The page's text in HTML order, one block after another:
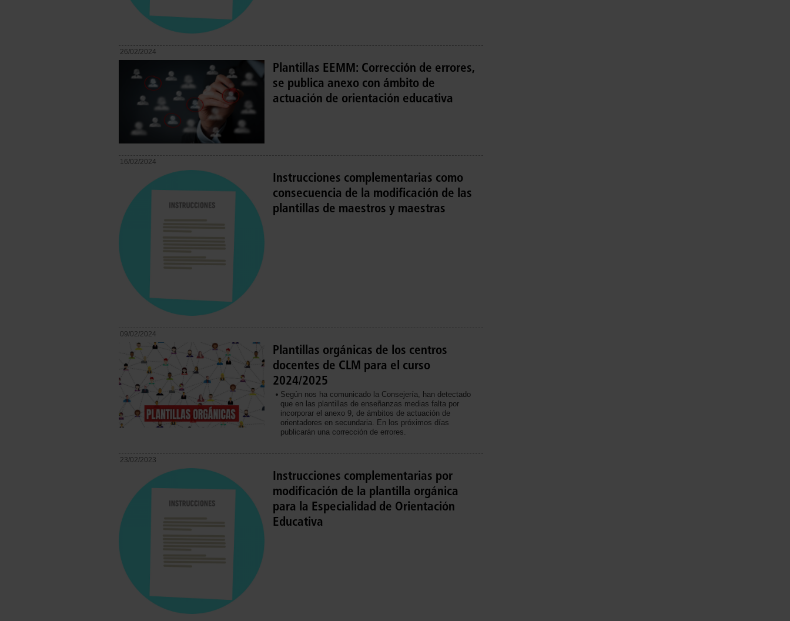
26/02/2024
Plantillas EEMM: Corrección de errores,
se publica anexo con ámbito de
actuación de orientación educativa
16/02/2024
Instrucciones complementarias como
consecuencia de la modificación de las
plantillas de maestros y maestras
09/02/2024
Plantillas orgánicas de los centros
docentes de CLM para el curso
2024/2025
Según nos ha comunicado la Consejería, han detectado
que en las plantillas de enseñanzas medias falta por
incorporar el anexo 9, de ámbitos de actuación de
orientadores en secundaria. En los próximos días
publicarán una corrección de errores.
23/02/2023
Instrucciones complementarias por
modificación de la plantilla orgánica
para la Especialidad de Orientación
Educativa